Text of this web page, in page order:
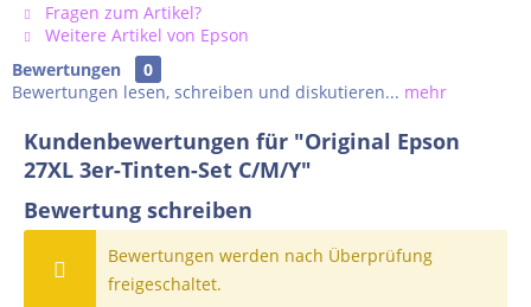
Fragen zum Artikel?
Weitere Artikel von Epson
Bewertungen
0
Bewertungen lesen, schreiben und diskutieren... mehr
Kundenbewertungen für "Original Epson
27XL 3er-Tinten-Set C/M/Y"
Bewertung schreiben
Bewertungen werden nach Überprüfung
freigeschaltet.